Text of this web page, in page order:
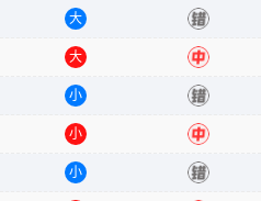
大 错
大 中
小 错
小 中
小 错